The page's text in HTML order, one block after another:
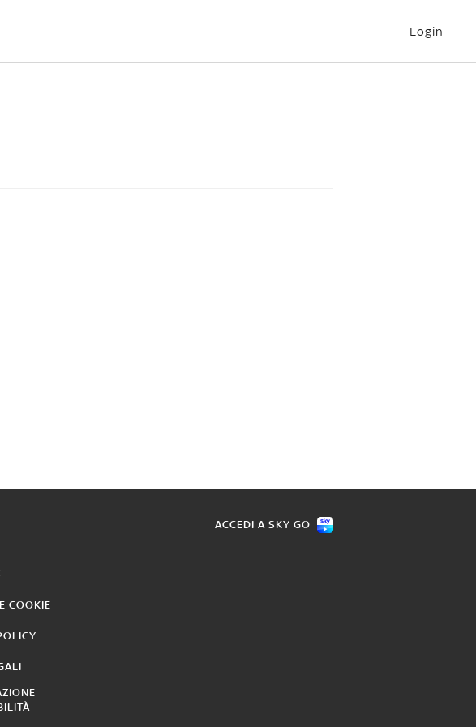
Login
ACCEDI A SKY GO
COOKIE